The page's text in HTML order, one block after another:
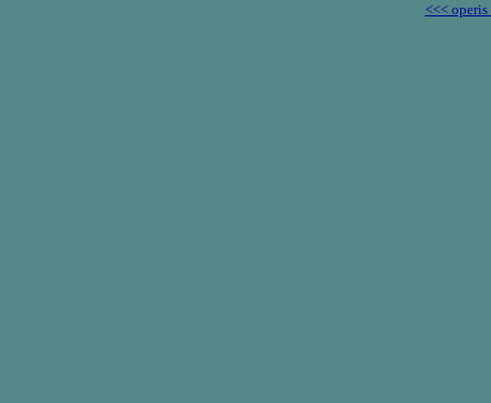
<<<